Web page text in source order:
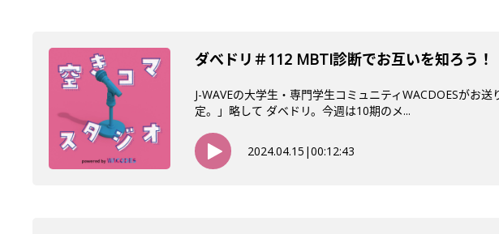
ダべドリ＃112 MBTI診断でお互いを知ろう！
J-WAVEの大学生・専門学生コミュニティWACDOESがお
定。」略して ダベドリ。今週は10期のメ...
2024.04.15 |00:12:43